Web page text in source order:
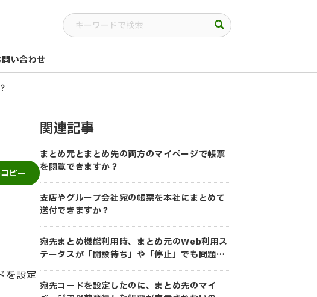
い合わせ
ピー
を設定
関連記事
まとめ元とまとめ先の両方のマイページで帳票
を閲覧できますか？
支店やグループ会社宛の帳票を本社にまとめて
送付できますか？
宛先まとめ機能利用時、まとめ元のWeb利用ス
テータスが「開設待ち」や「停止」でも問題あ
りませんか？
宛先コードを設定したのに、まとめ先のマイ